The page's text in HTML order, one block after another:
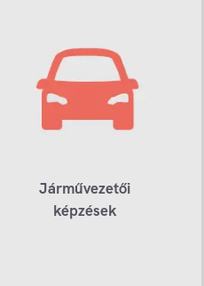
Járművezetői
képzések